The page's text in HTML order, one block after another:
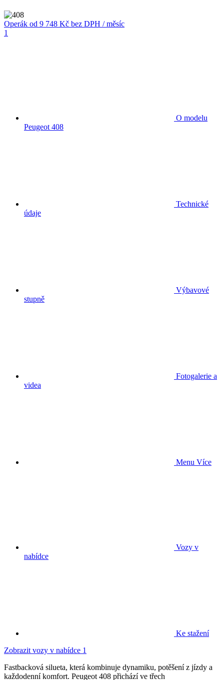
Operák od 9 748 Kč bez DPH / měsíc
1
O modelu
Peugeot 408
Technické
údaje
Výbavové
stupně
Fotogalerie a
videa
Menu Více
Vozy v
nabídce
Ke stažení
Zobrazit vozy v nabídce 1
Fastbacková silueta, která kombinuje dynamiku, potěšení z jízdy a
každodenní komfort. Peugeot 408 přichází ve třech